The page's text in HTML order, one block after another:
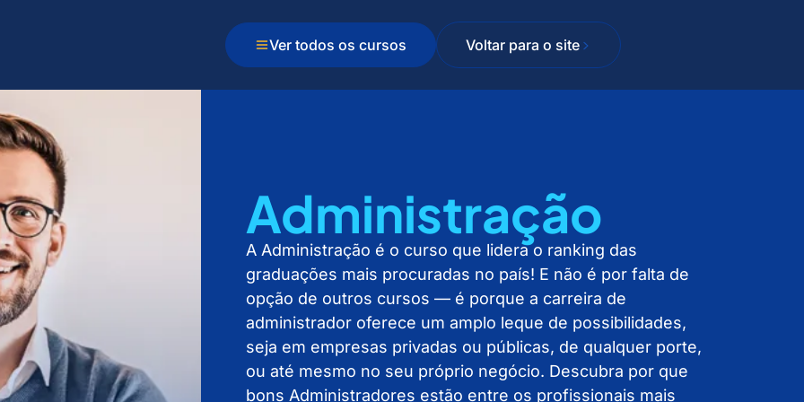
Ver todos os cursos Voltar para o site
Administração
A Administração é o curso que lidera o ranking das
graduações mais procuradas no país! E não é por falta de
opção de outros cursos — é porque a carreira de
administrador oferece um amplo leque de possibilidades,
seja em empresas privadas ou públicas, de qualquer porte,
ou até mesmo no seu próprio negócio. Descubra por que
bons Administradores estão entre os profissionais mais